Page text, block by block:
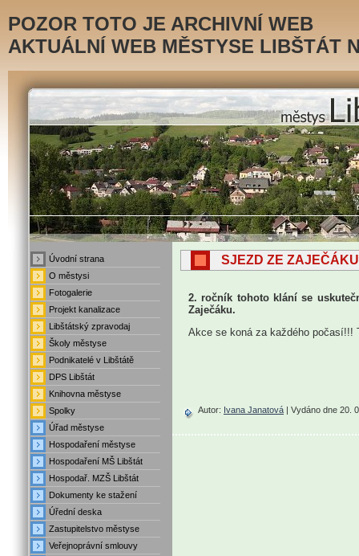
POZOR TOTO JE ARCHIVNÍ WEB
AKTUÁLNÍ WEB MĚSTYSE LIBŠTÁT
Úvodní strana
O městysi
Fotogalerie
Projekt kanalizace
Libštátský zpravodaj
Školy městyse
Podnikatelé v Libštátě
DPS Libštát
Knihovna městyse
Spolky
Úřad městyse
Hospodaření městyse
Hospodaření MŠ Libštát
Hospodař. MZŠ Libštát
Dokumenty ke stažení
Úřední deska
Zastupitelstvo městyse
Veřejnoprávní smlouvy
SJEZD ZE
2. ročník tohoto klání se
Zaječáku.
Akce se koná za každého počasí!!!
Autor: Ivana Janatová | Vydáno dne 20.